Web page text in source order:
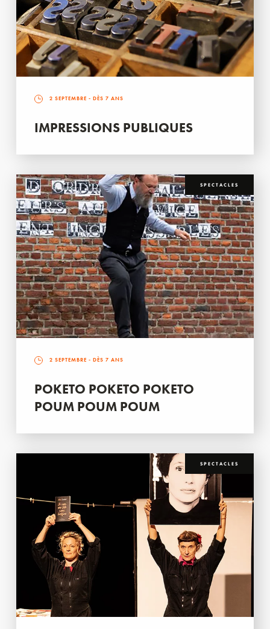
2 SEPTEMBRE - DÈS 7 ANS
IMPRESSIONS PUBLIQUES
SPECTACLES
2 SEPTEMBRE - DÈS 7 ANS
POKETO POKETO POKETO
POUM POUM POUM
SPECTACLES